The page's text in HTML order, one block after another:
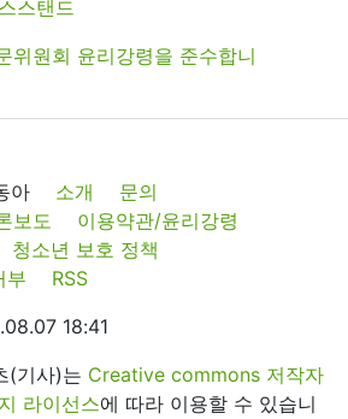
아 소개
문의
보도
이용약관/윤리강령
청소년 보호 정책
부
RSS
18:41
(기사)는 Creative commons 저작자
라이선스에 따라 이용할 수 있습니